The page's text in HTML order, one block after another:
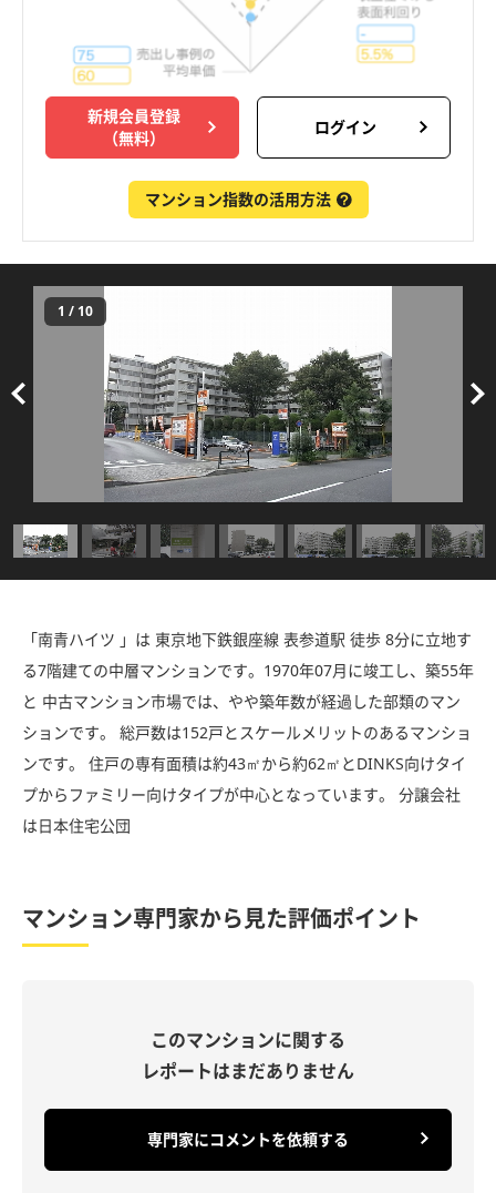
新規会員登録
（無料）
ログイン
マンション指数の活用方法
1 / 10
「南青ハイツ 」は 東京地下鉄銀座線 表参道駅 徒歩 8分に立地す
る7階建ての中層マンションです。1970年07月に竣工し、築55年
と 中古マンション市場では、やや築年数が経過した部類のマン
ションです。 総戸数は152戸とスケールメリットのあるマンショ
ンです。 住戸の専有面積は約43㎡から約62㎡とDINKS向けタイ
プからファミリー向けタイプが中心となっています。 分譲会社
は日本住宅公団
マンション専門家から見た評価ポイント
このマンションに関する
レポートはまだありません
専門家にコメントを依頼する